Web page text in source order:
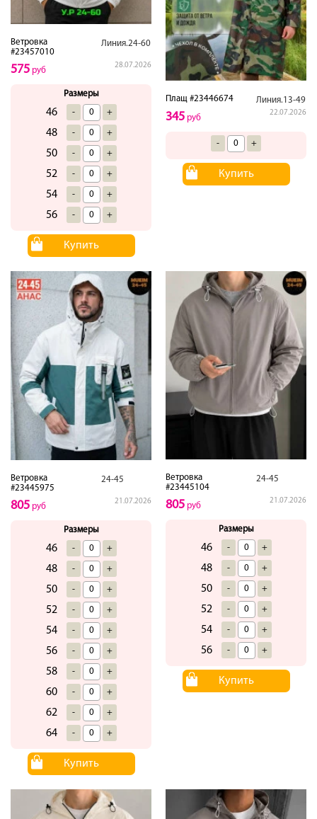
Ветровка
#23457010
Линия.24-60
28.07.2026
575 руб
Размеры
46 - +
48 - +
50 - +
52 - +
54 - +
56 - +
Купить
Плащ #23446674 Линия.13-49
22.07.2026
345 руб
- +
Купить
Ветровка
#23445975
24-45
21.07.2026
805 руб
Размеры
46 - +
48 - +
50 - +
52 - +
54 - +
56 - +
58 - +
60 - +
62 - +
64 - +
Купить
Ветровка
#23445104
24-45
21.07.2026
805 руб
Размеры
46 - +
48 - +
50 - +
52 - +
54 - +
56 - +
Купить